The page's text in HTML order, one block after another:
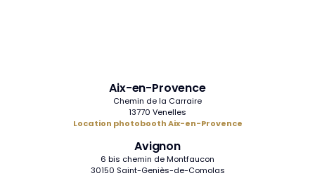
Aix-en-Provence
Chemin de la Carraire
13770 Venelles
Location photobooth Aix-en-Provence
Avignon
6 bis chemin de Montfaucon
30150 Saint-Geniès-de-Comolas